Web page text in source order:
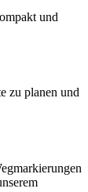
und
zu planen und